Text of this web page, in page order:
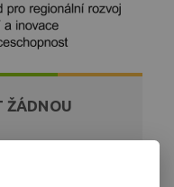
ŽÁDNOU
novinek a akcí